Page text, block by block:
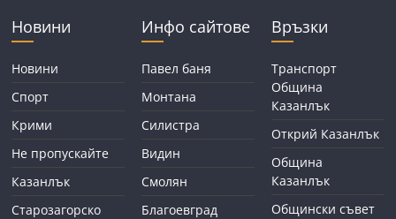
Новини
Новини
Спорт
Крими
Не пропускайте
Казанлък
Старозагорско
Инфо сайтове
Павел баня
Монтана
Силистра
Видин
Смолян
Благоевград
Връзки
Транспорт
Община
Казанлък
Открий Казанлък
Община
Казанлък
Общински съвет